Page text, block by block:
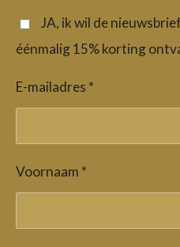
r
m
p
JA, ik wil de
éénmalig 15% korting
E-mailadres *
Voornaam *